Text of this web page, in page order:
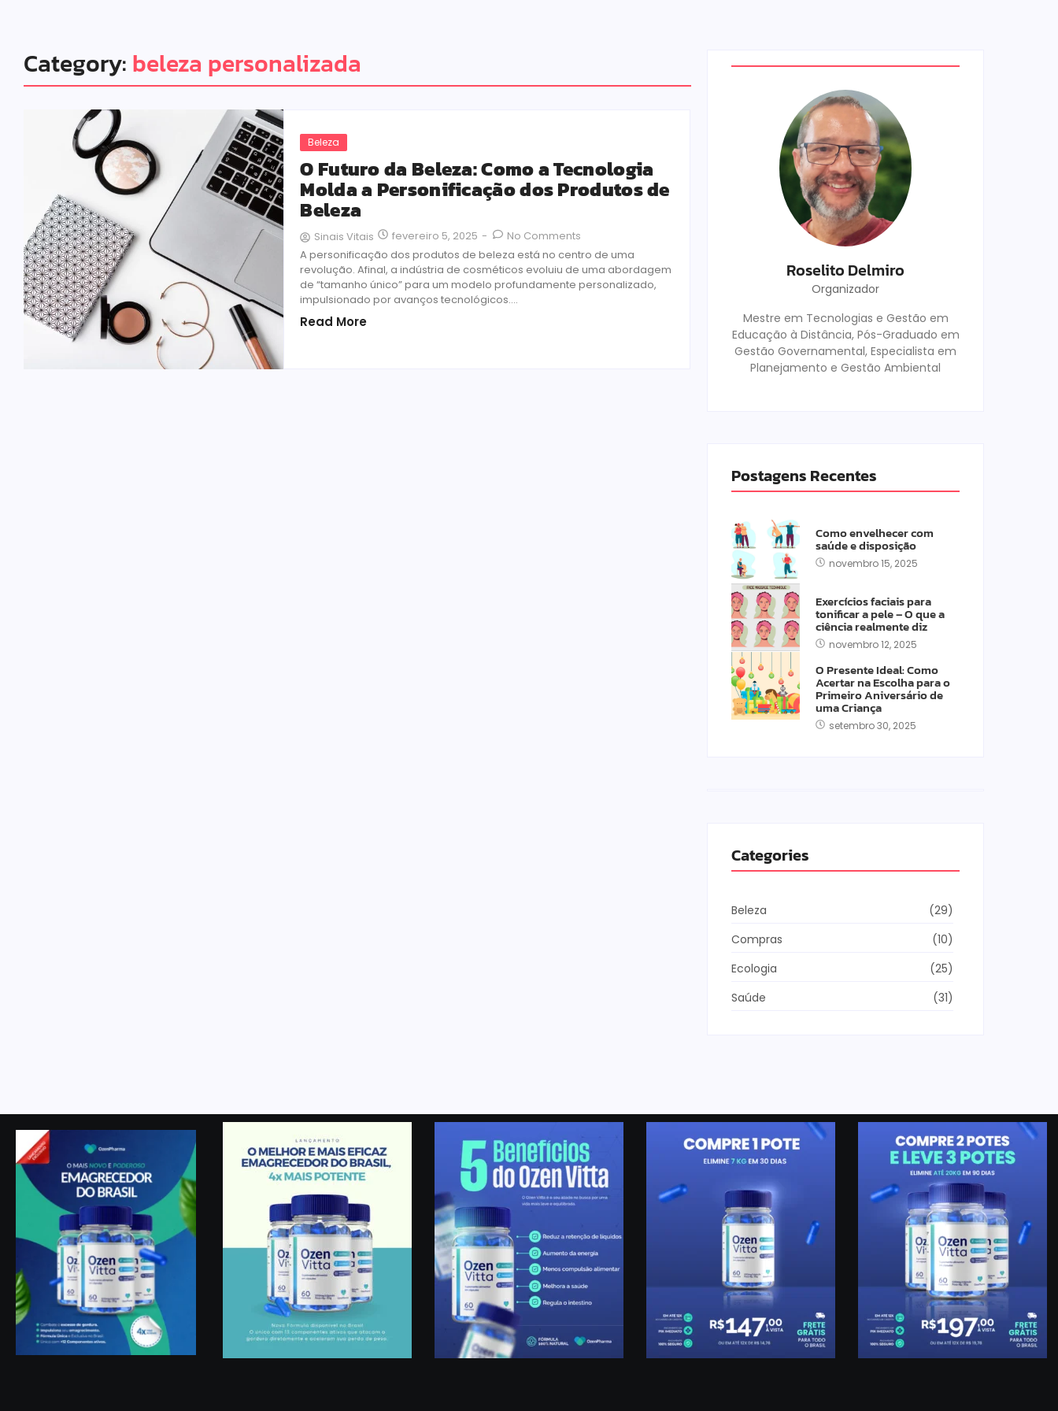
Category: beleza personalizada
Beleza
O Futuro da Beleza: Como a Tecnologia
Molda a Personificação dos Produtos de
Beleza
Sinais Vitais fevereiro 5, 2025 -
No Comments
A personificação dos produtos de beleza está no centro de uma
revolução. Afinal, a indústria de cosméticos evoluiu de uma abordagem
de “tamanho único” para um modelo profundamente personalizado,
impulsionado por avanços tecnológicos....
Read More
Roselito Delmiro
Organizador
Mestre em Tecnologias e Gestão em
Educação à Distância, Pós-Graduado em
Gestão Governamental, Especialista em
Planejamento e Gestão Ambiental
Postagens Recentes
Como envelhecer com
saúde e disposição
novembro 15, 2025
Exercícios faciais para
tonificar a pele – O que a
ciência realmente diz
novembro 12, 2025
O Presente Ideal: Como
Acertar na Escolha para o
Primeiro Aniversário de
uma Criança
setembro 30, 2025
Categories
Beleza
(29)
Compras
(10)
Ecologia
(25)
Saúde
(31)